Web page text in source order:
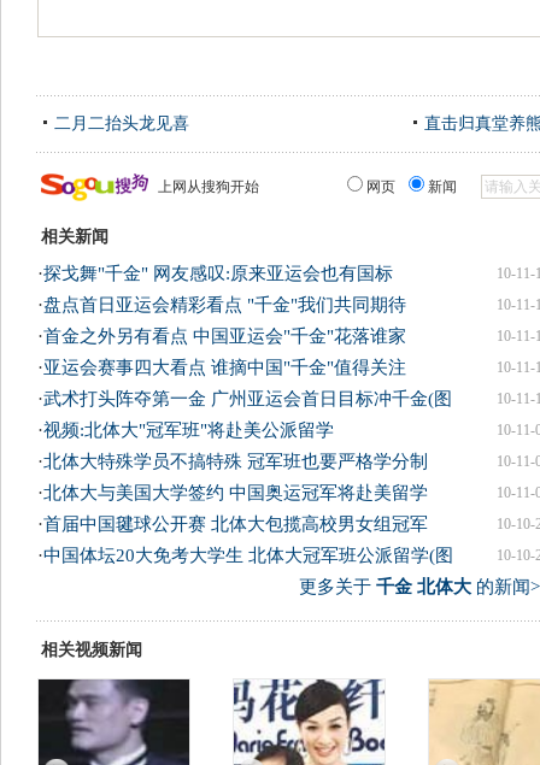
二月二抬头龙见喜 直击归真堂养
上网从搜狗开始 网页 新闻
相关新闻
10-11-
·探戈舞"千金" 网友感叹:原来亚运会也有国标
10-11-
·盘点首日亚运会精彩看点 "千金"我们共同期待
10-11-
·首金之外另有看点 中国亚运会"千金"花落谁家
10-11-
·亚运会赛事四大看点 谁摘中国"千金"值得关注
10-11-
·武术打头阵夺第一金 广州亚运会首日目标冲千金(图
10-11-
·视频:北体大"冠军班"将赴美公派留学
10-11-
·北体大特殊学员不搞特殊 冠军班也要严格学分制
10-11-
·北体大与美国大学签约 中国奥运冠军将赴美留学
10-10-
·首届中国毽球公开赛 北体大包揽高校男女组冠军
10-10-
·中国体坛20大免考大学生 北体大冠军班公派留学(图
更多关于 千金 北体大的新闻
相关视频新闻